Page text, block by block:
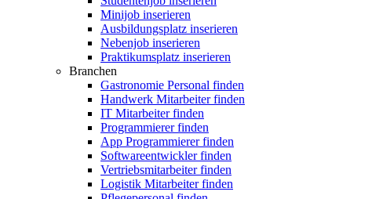
Minijob inserieren
Ausbildungsplatz inserieren
Nebenjob inserieren
Praktikumsplatz inserieren
Branchen
Gastronomie Personal finden
Handwerk Mitarbeiter finden
IT Mitarbeiter finden
Programmierer finden
App Programmierer finden
Softwareentwickler finden
Vertriebsmitarbeiter finden
Logistik Mitarbeiter finden